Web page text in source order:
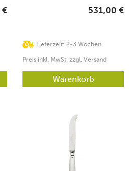
€
Lieferzeit: 2-3 Wochen
531,00 €
Preis inkl. MwSt. zzgl. Versand
Warenkorb